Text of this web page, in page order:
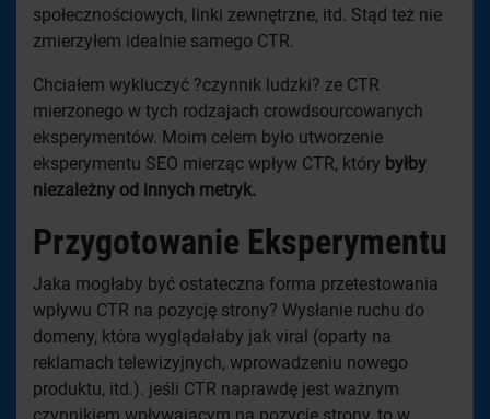
społecznościowych, linki zewnętrzne, itd. Stąd też nie
zmierzyłem idealnie samego CTR.
Chciałem wykluczyć ?czynnik ludzki? ze CTR
mierzonego w tych rodzajach crowdsourcowanych
eksperymentów. Moim celem było utworzenie
eksperymentu SEO mierząc wpływ CTR, który byłby
niezależny od innych metryk.
Przygotowanie Eksperymentu
Jaka mogłaby być ostateczna forma przetestowania
wpływu CTR na pozycję strony? Wysłanie ruchu do
domeny, która wyglądałaby jak viral (oparty na
reklamach telewizyjnych, wprowadzeniu nowego
produktu, itd.). jeśli CTR naprawdę jest ważnym
czynnikiem wpływającym na pozycję strony, to w